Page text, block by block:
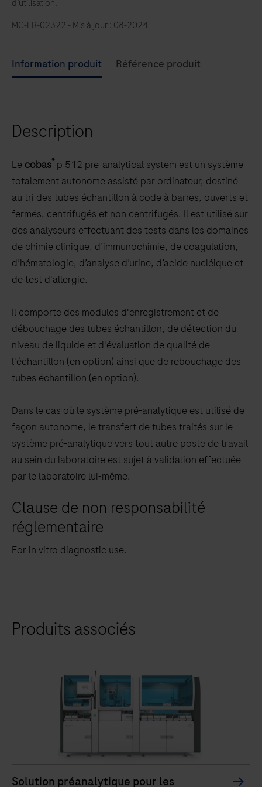
des
permettant
d’automatiser
workflow
tubes,
arrivée
dans
le
laboratoire
jusqu’à
élimination.
d’utilisation.
MC-FR-02322 - Mis à jour : 08-2024
Use
left
arrow
to
scroll
between
the
tabs
Information produit Référence produit
Description
Le cobas® p 512 pre-analytical system est un système
totalement autonome assisté par ordinateur, destiné
au tri des tubes échantillon à code à barres, ouverts et
fermés, centrifugés et non centrifugés. Il est utilisé sur
des analyseurs effectuant des tests dans les domaines
de chimie clinique, d’immunochimie, de coagulation,
d’hématologie, d’analyse d’urine, d’acide nucléique et
de test d'allergie.
Il comporte des modules d'enregistrement et de
débouchage des tubes échantillon, de détection du
niveau de liquide et d'évaluation de qualité de
l'échantillon (en option) ainsi que de rebouchage des
tubes échantillon (en option).
Dans le cas où le système pré-analytique est utilisé de
façon autonome, le transfert de tubes traités sur le
système pré-analytique vers tout autre poste de travail
au sein du laboratoire est sujet à validation effectuée
par le laboratoire lui-même.
Clause de non responsabilité
réglementaire
For in vitro diagnostic use.
Produits associés
Solution préanalytique pour les